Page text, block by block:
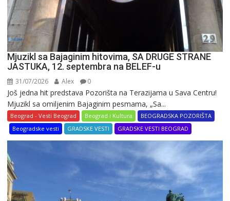
Mjuzikl sa Bajaginim hitovima, SA DRUGE STRANE
JASTUKA, 12. septembra na BELEF-u
31/07/2026 Alex 0
Još jedna hit predstava Pozorišta na Terazijama u Sava Centru!
Mjuzikl sa omiljenim Bajaginim pesmama, „Sa...
Beograd - Vesti Beograd Beograd i Kultura
BEOGRADSKA POZORIŠTA
Beogradske vesti
GRADSKE VESTI GRADSKE VESTI BEOGRAD